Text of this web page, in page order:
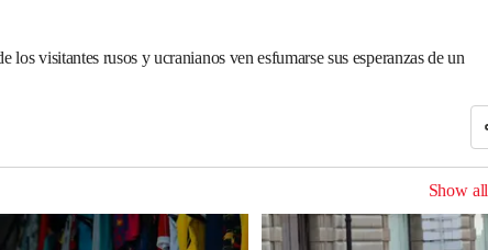
visitantes rusos y ucranianos ven esfumarse sus esperanzas de un
Show all